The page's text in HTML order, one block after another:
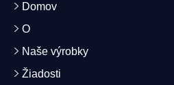
Domov
O
Naše výrobky
Žiadosti